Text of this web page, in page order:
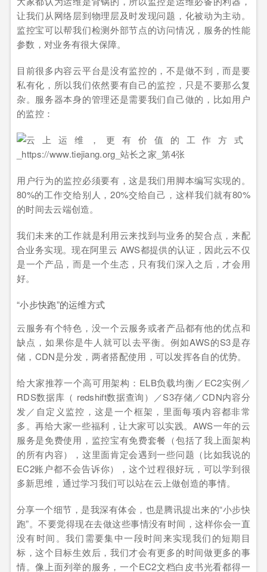
让我们从网络层到物理层及时发现问题，化被动为主动。
监控宝可以帮我们检测外部节点的访问情况，服务的性能
参数，对业务有很大保障。
目前很多内容云平台是没有监控的，不是做不到，而是要
私有化，所以我们依然要有自己的监控，只是不要那么复
杂。服务器本身的管理还是需要我们自己做的，比如用户
的监控：
用户行为的监控必须要有，这是我们用脚本编写实现的。
80%的工作交给别人，20%交给自己，这样我们就有80%
的时间去云端创造。
我们未来的工作就是利用云来找到与业务的契合点，来配
合业务实现。现在阿里云 AWS都提供的认证，因此云不仅
是一个产品，而是一个生态，只有我们深入之后，才会用
好。
“小步快跑”的运维方式
云服务有个特色，没一个云服务或者产品都有他的优点和
缺点，如果你是牛人就可以去平衡。例如AWS的S3是存
储，CDN是分发，两者搭配使用，可以发挥各自的优势。
给大家推荐一个高可用架构：ELB负载均衡／EC2实例／
RDS数据库（ redshift数据查询）／S3存储／CDN内容分
发／自定义监控，这是一个框架，里面每项内容都非常
多。再给大家一些福利，让大家可以实践。AWS一年的云
服务是免费使用，监控宝有免费套餐（包括了我上面架构
的所有内容），这里面肯定会遇到一些问题（比如我说的
EC2账户都不会告诉你），这个过程很好玩，可以学到很
多新思维，通过学习我们可以站在云上做创造的事情。
分享一个细节，是我深有体会，也是腾讯提出来的“小步快
跑”。不要觉得现在去做这些事情没有时间，这样你会一直
没有时间。我们需要集中一段时间来实现我们的短期目
标，这个目标生效后，我们才会有更多的时间做更多的事
情。像上面列举的服务，一个EC2文档白皮书光看都得一